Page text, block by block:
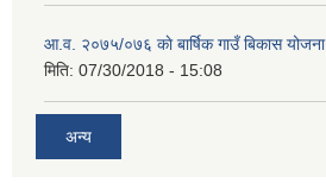
आ.व. २०७५/०७६ काे बार्षिक गाउँ बिकास योजना
मिति: 07/30/2018 - 15:08
अन्य